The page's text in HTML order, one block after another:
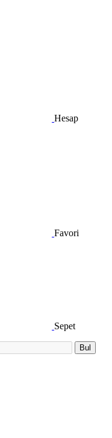
Hesap
Favori
Sepet
Bul